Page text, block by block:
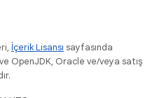
İçerik Lisansı sayfasında
OpenJDK, Oracle ve/veya satış